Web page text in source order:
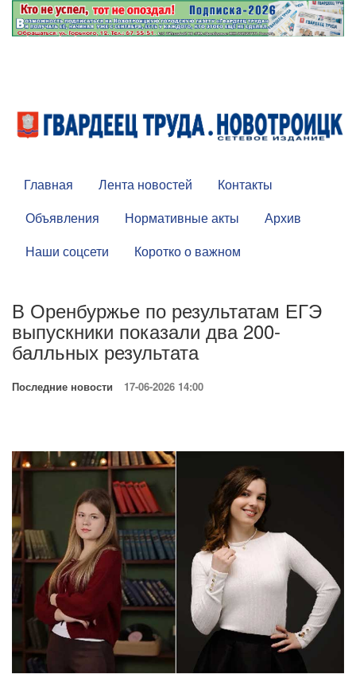
Главная Лента новостей
Контакты
Объявления
Нормативные акты
Архив
Наши соцсети
Коротко о важном
В Оренбуржье по результатам ЕГЭ
выпускники показали два 200-
балльных результата
Последние новости 17-06-2026 14:00